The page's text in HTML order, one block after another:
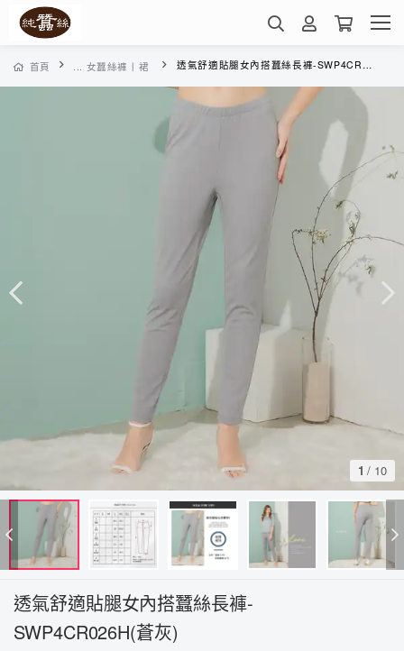
首頁 ... 女蠶絲褲丨裙 透氣舒適貼腿女內搭蠶絲長褲-SWP4CR026H(蒼灰)
1 / 10
透氣舒適貼腿女內搭蠶絲長褲-
SWP4CR026H(蒼灰)